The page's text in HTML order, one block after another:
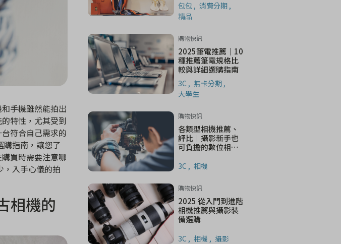
手機雖然能拍出
特性，尤其受到
符合自己需求的
購指南，讓您了
買時需要注意哪
，入手心儀的拍
相機的
包包
消費分期
精品
購物快訊
2025筆電推薦｜10
種推薦筆電規格比
較與詳細選購指南
3C
無卡分期
大學生
購物快訊
各類型相機推薦、
評比｜攝影新手也
可負擔的數位相
單
3C 相機
購物快訊
2025 從入門到進階
相機推薦與攝影裝
備選購
3C 相機 攝影